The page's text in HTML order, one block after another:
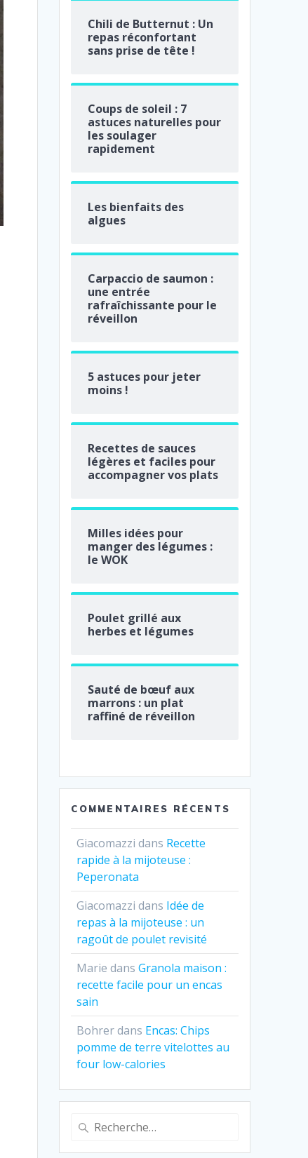
Chili de Butternut : Un
repas réconfortant
sans prise de tête !
Coups de soleil : 7
astuces naturelles pour
les soulager
rapidement
Les bienfaits des
algues
Carpaccio de saumon :
une entrée
rafraîchissante pour le
réveillon
5 astuces pour jeter
moins !
Recettes de sauces
légères et faciles pour
accompagner vos plats
Milles idées pour
manger des légumes :
le WOK
Poulet grillé aux
herbes et légumes
Sauté de bœuf aux
marrons : un plat
raffiné de réveillon
COMMENTAIRES RÉCENTS
Giacomazzi dans Recette
rapide à la mijoteuse :
Peperonata
Giacomazzi dans Idée de
repas à la mijoteuse : un
ragoût de poulet revisité
Marie dansGranola maison :
recette facile pour un encas
sain
Bohrerdans Encas: Chips
pomme de terre vitelottes au
four low-calories
Recherche
pour
: